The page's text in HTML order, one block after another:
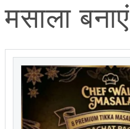
मसाला बनाएं